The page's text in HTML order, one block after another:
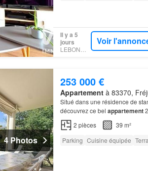
Il y a 5
jours
Voir
4 Photos
253 000 €
Appartementà 83370,
Situé dans une résidence de
découvrez ce bel appartement
vous profiterez d'un jardin
2 pièces
39 m²
Parking Cuisine équipée